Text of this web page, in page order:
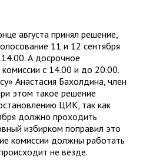
августа принял решение,
11 и 12 сентября
А досрочное
с 14.00 и до 20.00.
Анастасия Бахолдина, член
этом такое решение
ЦИК, так как
должно проходить
избирком поправил это
комиссии должны работать
не везде.